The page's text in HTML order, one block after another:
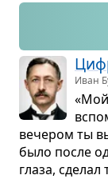
Иван
вече­ром ты
было после
глаза, сде­лал